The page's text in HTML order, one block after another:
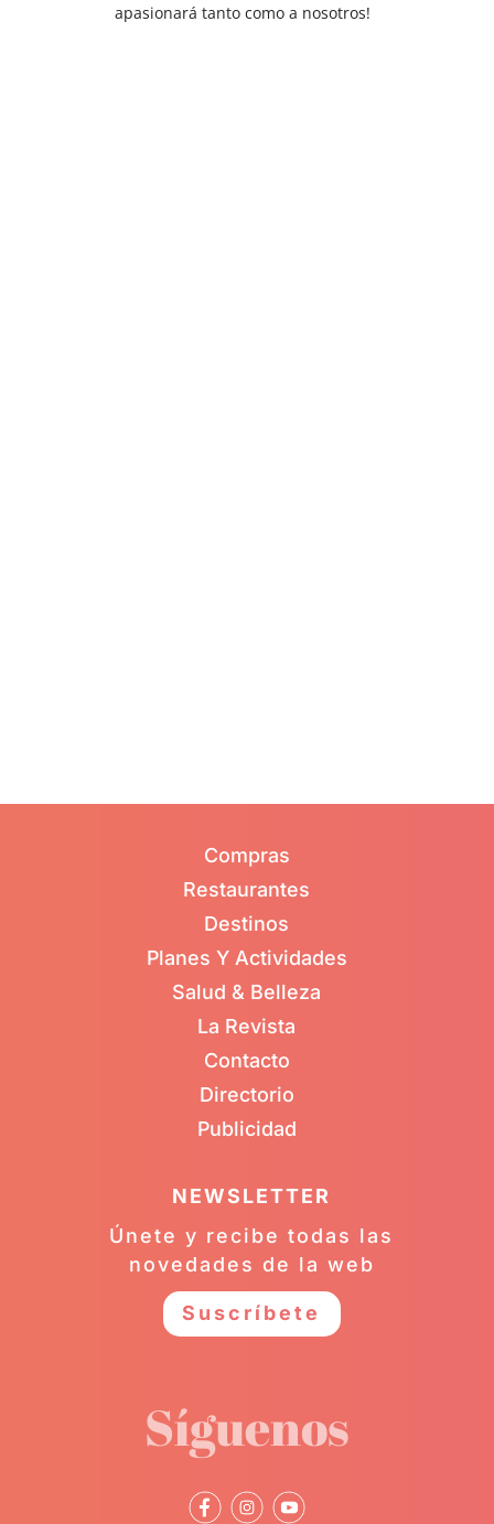
apasionará tanto como a nosotros!
Compras
Restaurantes
Destinos
Planes Y Actividades
Salud & Belleza
La Revista
Contacto
Directorio
Publicidad
NEWSLETTER
Únete y recibe todas las
novedades de la web
Suscríbete
Síguenos